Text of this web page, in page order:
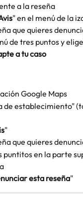
a la reseña
" en el menú de la
que quieres
de tres puntos y elige
a tu caso
Google Maps
de establecimiento"
"
que quieres
puntitos en la parte
esta reseña"